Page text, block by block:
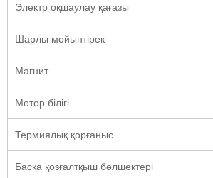
Электр оқшаулау қағазы
Шарлы мойынтірек
Магнит
Мотор білігі
Термиялық қорғаныс
Басқа қозғалтқыш бөлшектері